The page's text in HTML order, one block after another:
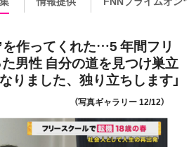
作ってくれた…5 年間フリ
男性 自分の道を見つけ巣立
りました、独り立ちします」
（写真ギャラリー 12/12）